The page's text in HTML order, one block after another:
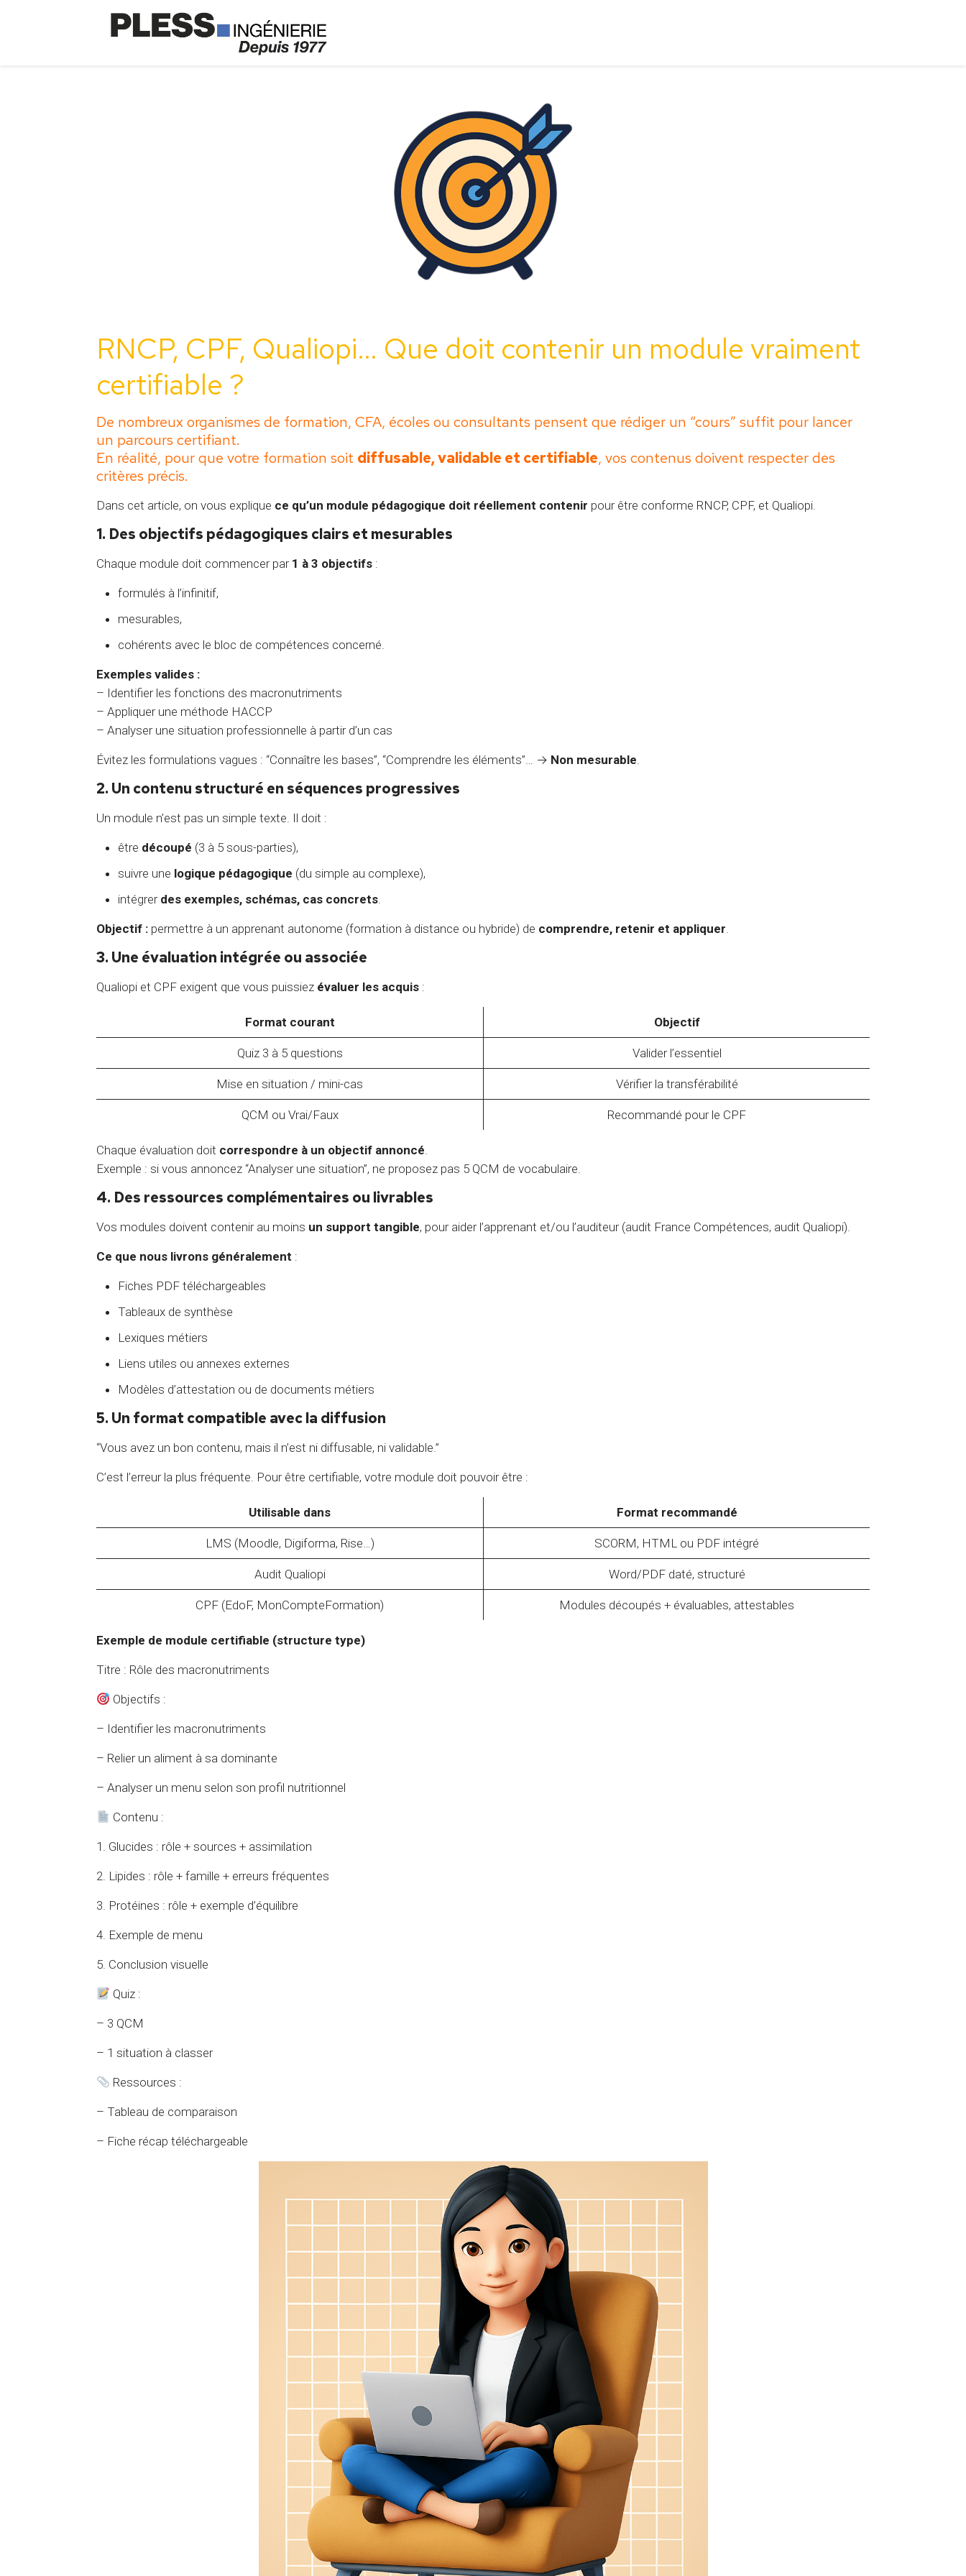
RNCP, CPF, Qualiopi… Que doit contenir un module vraiment
certifiable ?
De nombreux organismes de formation, CFA, écoles ou consultants pensent que rédiger un “cours” suffit pour lancer
un parcours certifiant.
En réalité, pour que votre formation soit diffusable, validable et certifiable, vos contenus doivent respecter des
critères précis.
Dans cet article, on vous explique ce qu’un module pédagogique doit réellement contenir pour être conforme RNCP, CPF, et Qualiopi.
1. Des objectifs pédagogiques clairs et mesurables
Chaque module doit commencer par 1 à 3 objectifs :
formulés à l’infinitif,
mesurables,
cohérents avec le bloc de compétences concerné.
Exemples valides :
– Identifier les fonctions des macronutriments
– Appliquer une méthode HACCP
– Analyser une situation professionnelle à partir d’un cas
Évitez les formulations vagues : “Connaître les bases”, “Comprendre les éléments”… → Non mesurable.
2. Un contenu structuré en séquences progressives
Un module n’est pas un simple texte. Il doit :
être découpé (3 à 5 sous-parties),
suivre une logique pédagogique (du simple au complexe),
intégrer des exemples, schémas, cas concrets.
Objectif : permettre à un apprenant autonome (formation à distance ou hybride) de comprendre, retenir et appliquer.
3. Une évaluation intégrée ou associée
Qualiopi et CPF exigent que vous puissiez évaluer les acquis :
Format courant Objectif
Quiz 3 à 5 questions Valider l’essentiel
Mise en situation / mini-cas Vérifier la transférabilité
QCM ou Vrai/Faux Recommandé pour le CPF
Chaque évaluation doit correspondre à un objectif annoncé.
Exemple : si vous annoncez “Analyser une situation”, ne proposez pas 5 QCM de vocabulaire.
4. Des ressources complémentaires ou livrables
Vos modules doivent contenir au moins un support tangible, pour aider l’apprenant et/ou l’auditeur (audit France Compétences, audit Qualiopi).
Ce que nous livrons généralement :
Fiches PDF téléchargeables
Tableaux de synthèse
Lexiques métiers
Liens utiles ou annexes externes
Modèles d’attestation ou de documents métiers
5. Un format compatible avec la diffusion
“Vous avez un bon contenu, mais il n’est ni diffusable, ni validable.”
C’est l’erreur la plus fréquente. Pour être certifiable, votre module doit pouvoir être :
Utilisable dans Format recommandé
LMS (Moodle, Digiforma, Rise…) SCORM, HTML ou PDF intégré
Audit Qualiopi Word/PDF daté, structuré
CPF (EdoF, MonCompteFormation) Modules découpés + évaluables, attestables
Exemple de module certifiable (structure type)
Titre : Rôle des macronutriments
Objectifs :
– Identifier les macronutriments
– Relier un aliment à sa dominante
– Analyser un menu selon son profil nutritionnel
Contenu :
1. Glucides : rôle + sources + assimilation
2. Lipides : rôle + famille + erreurs fréquentes
3. Protéines : rôle + exemple d’équilibre
4. Exemple de menu
5. Conclusion visuelle
Quiz :
– 3 QCM
– 1 situation à classer
Ressources :
– Tableau de comparaison
– Fiche récap téléchargeable